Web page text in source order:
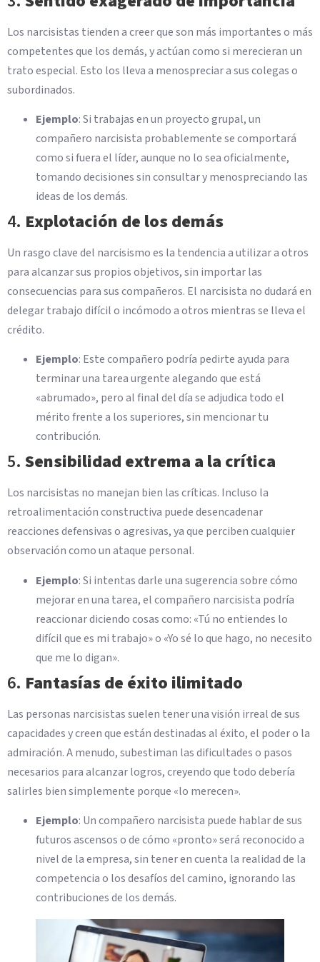
Los narcisistas tienden a creer que son más importantes o más
competentes que los demás, y actúan como si merecieran un
trato especial. Esto los lleva a menospreciar a sus colegas o
subordinados.
Ejemplo: Si trabajas en un proyecto grupal, un
compañero narcisista probablemente se comportará
como si fuera el líder, aunque no lo sea oficialmente,
tomando decisiones sin consultar y menospreciando las
ideas de los demás.
4. Explotación de los demás
Un rasgo clave del narcisismo es la tendencia a utilizar a otros
para alcanzar sus propios objetivos, sin importar las
consecuencias para sus compañeros. El narcisista no dudará en
delegar trabajo difícil o incómodo a otros mientras se lleva el
crédito.
Ejemplo: Este compañero podría pedirte ayuda para
terminar una tarea urgente alegando que está
«abrumado», pero al final del día se adjudica todo el
mérito frente a los superiores, sin mencionar tu
contribución.
5. Sensibilidad extrema a la crítica
Los narcisistas no manejan bien las críticas. Incluso la
retroalimentación constructiva puede desencadenar
reacciones defensivas o agresivas, ya que perciben cualquier
observación como un ataque personal.
Ejemplo: Si intentas darle una sugerencia sobre cómo
mejorar en una tarea, el compañero narcisista podría
reaccionar diciendo cosas como: «Tú no entiendes lo
difícil que es mi trabajo» o «Yo sé lo que hago, no necesito
que me lo digan».
6. Fantasías de éxito ilimitado
Las personas narcisistas suelen tener una visión irreal de sus
capacidades y creen que están destinadas al éxito, el poder o la
admiración. A menudo, subestiman las dificultades o pasos
necesarios para alcanzar logros, creyendo que todo debería
salirles bien simplemente porque «lo merecen».
Ejemplo: Un compañero narcisista puede hablar de sus
futuros ascensos o de cómo «pronto» será reconocido a
nivel de la empresa, sin tener en cuenta la realidad de la
competencia o los desafíos del camino, ignorando las
contribuciones de los demás.